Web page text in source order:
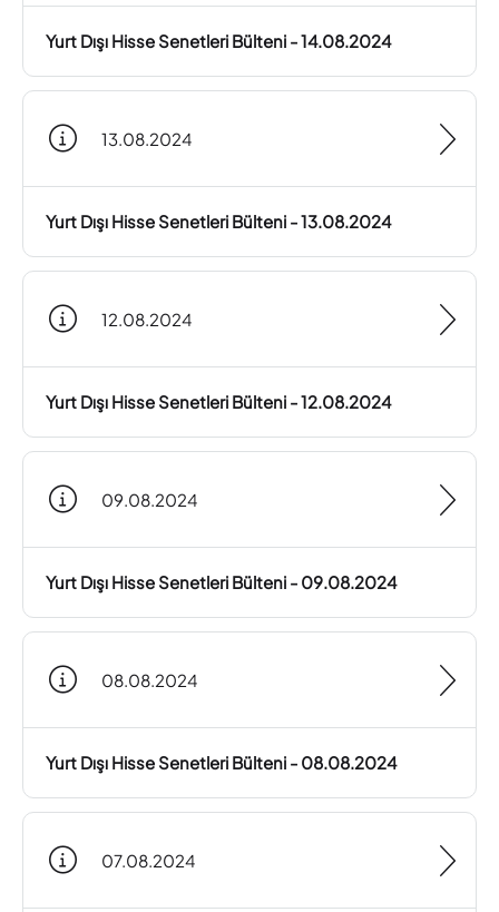
Yurt Dışı Hisse Senetleri Bülteni - 14.08.2024
13.08.2024
Yurt Dışı Hisse Senetleri Bülteni - 13.08.2024
12.08.2024
Yurt Dışı Hisse Senetleri Bülteni - 12.08.2024
09.08.2024
Yurt Dışı Hisse Senetleri Bülteni - 09.08.2024
08.08.2024
Yurt Dışı Hisse Senetleri Bülteni - 08.08.2024
07.08.2024